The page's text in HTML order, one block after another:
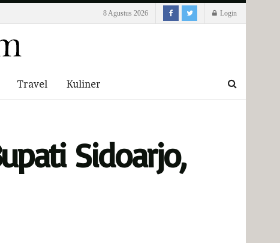
8 Agustus 2026 Login
Travel Kuliner
Sidoarjo,